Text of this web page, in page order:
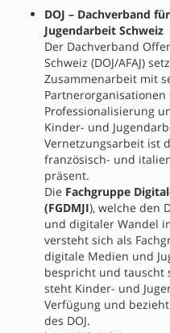
DOJ – Dachverband
Jugendarbeit Schweiz
Der Dachverband
Schweiz (DOJ/AFAJ)
Zusammenarbeit mit
Professionalisierung
Kinder- und
Vernetzungsarbeit ist
französisch- und
präsent.
Die Fachgruppe
(FGDMJI), welche den
und digitaler Wandel
versteht sich als
digitale Medien und
bespricht und tauscht
steht Kinder- und
Verfügung und
des DOJ.